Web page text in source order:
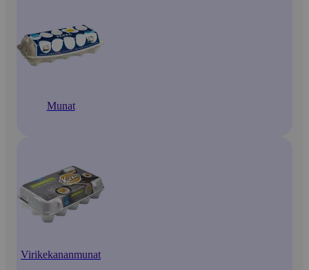
Munat
Virikekananmunat